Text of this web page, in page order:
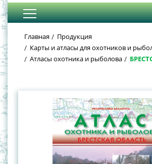
Главная
Продукция
Карты и атласы для охотников и
Атласы охотника и рыболова